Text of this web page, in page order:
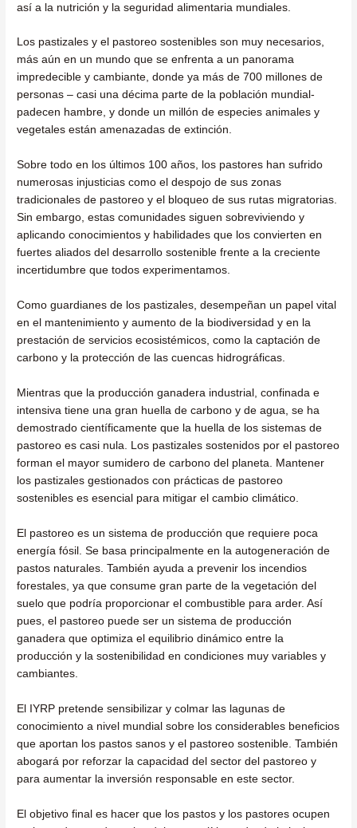
así a la nutrición y la seguridad alimentaria mundiales.
Los pastizales y el pastoreo sostenibles son muy necesarios,
más aún en un mundo que se enfrenta a un panorama
impredecible y cambiante, donde ya más de 700 millones de
personas – casi una décima parte de la población mundial-
padecen hambre, y donde un millón de especies animales y
vegetales están amenazadas de extinción.
Sobre todo en los últimos 100 años, los pastores han sufrido
numerosas injusticias como el despojo de sus zonas
tradicionales de pastoreo y el bloqueo de sus rutas migratorias.
Sin embargo, estas comunidades siguen sobreviviendo y
aplicando conocimientos y habilidades que los convierten en
fuertes aliados del desarrollo sostenible frente a la creciente
incertidumbre que todos experimentamos.
Como guardianes de los pastizales, desempeñan un papel vital
en el mantenimiento y aumento de la biodiversidad y en la
prestación de servicios ecosistémicos, como la captación de
carbono y la protección de las cuencas hidrográficas.
Mientras que la producción ganadera industrial, confinada e
intensiva tiene una gran huella de carbono y de agua, se ha
demostrado científicamente que la huella de los sistemas de
pastoreo es casi nula. Los pastizales sostenidos por el pastoreo
forman el mayor sumidero de carbono del planeta. Mantener
los pastizales gestionados con prácticas de pastoreo
sostenibles es esencial para mitigar el cambio climático.
El pastoreo es un sistema de producción que requiere poca
energía fósil. Se basa principalmente en la autogeneración de
pastos naturales. También ayuda a prevenir los incendios
forestales, ya que consume gran parte de la vegetación del
suelo que podría proporcionar el combustible para arder. Así
pues, el pastoreo puede ser un sistema de producción
ganadera que optimiza el equilibrio dinámico entre la
producción y la sostenibilidad en condiciones muy variables y
cambiantes.
El IYRP pretende sensibilizar y colmar las lagunas de
conocimiento a nivel mundial sobre los considerables beneficios
que aportan los pastos sanos y el pastoreo sostenible. También
abogará por reforzar la capacidad del sector del pastoreo y
para aumentar la inversión responsable en este sector.
El objetivo final es hacer que los pastos y los pastores ocupen